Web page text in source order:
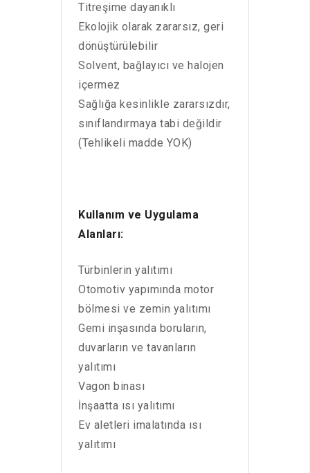
Titreşime dayanıklı
Ekolojik olarak zararsız, geri
dönüştürülebilir
Solvent, bağlayıcı ve halojen
içermez
Sağlığa kesinlikle zararsızdır,
sınıflandırmaya tabi değildir
(Tehlikeli madde YOK)
Kullanım ve Uygulama
Alanları:
Türbinlerin yalıtımı
Otomotiv yapımında motor
bölmesi ve zemin yalıtımı
Gemi inşasında boruların,
duvarların ve tavanların
yalıtımı
Vagon binası
İnşaatta ısı yalıtımı
Ev aletleri imalatında ısı
yalıtımı